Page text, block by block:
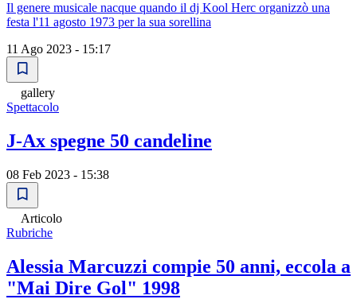
Il genere musicale nacque quando il dj Kool Herc organizzò una
festa l'11 agosto 1973 per la sua sorellina
11 Ago 2023 - 15:17
gallery
Spettacolo
J-Ax spegne 50 candeline
08 Feb 2023 - 15:38
Articolo
Rubriche
Alessia Marcuzzi compie 50 anni, eccola a
"Mai Dire Gol" 1998